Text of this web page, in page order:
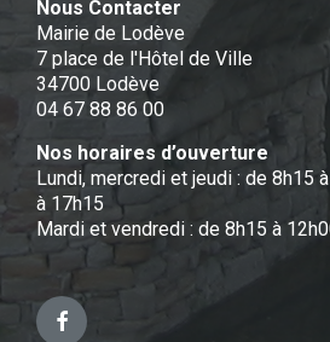
Nous Contacter
Mairie de Lodève
7 place de l'Hôtel de Ville
34700 Lodève
04 67 88 86 00
Nos horaires d’ouverture
Lundi, mercredi et jeudi : de 8h15
à 17h15
Mardi et vendredi : de 8h15 à
Facebook